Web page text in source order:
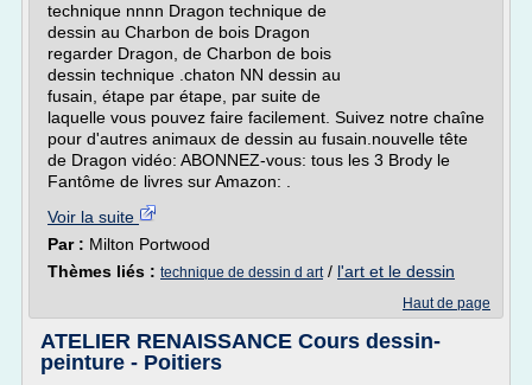
technique nnnn Dragon technique de
dessin au Charbon de bois Dragon
regarder Dragon, de Charbon de bois
dessin technique .chaton NN dessin au
fusain, étape par étape, par suite de
laquelle vous pouvez faire facilement. Suivez notre chaîne
pour d'autres animaux de dessin au fusain.nouvelle tête
de Dragon vidéo: ABONNEZ-vous: tous les 3 Brody le
Fantôme de livres sur Amazon: .
Voir la suite
Par : Milton Portwood
Thèmes liés : technique de dessin d art/ l'art et le dessin
Haut de page
ATELIER RENAISSANCE Cours dessin-
peinture - Poitiers